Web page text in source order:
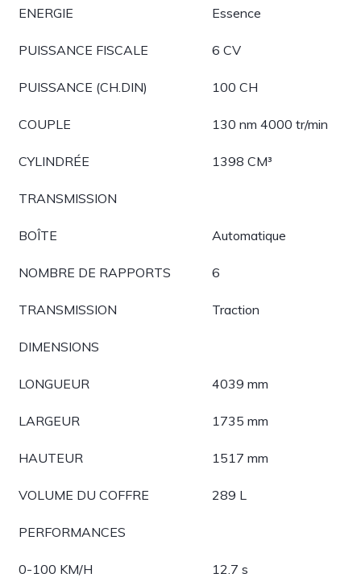
ENERGIE Essence
PUISSANCE FISCALE 6 CV
PUISSANCE (CH.DIN) 100 CH
COUPLE 130 nm 4000 tr/min
CYLINDRÉE 1398 CM³
TRANSMISSION
BOÎTE Automatique
NOMBRE DE RAPPORTS 6
TRANSMISSION Traction
DIMENSIONS
LONGUEUR 4039 mm
LARGEUR 1735 mm
HAUTEUR 1517 mm
VOLUME DU COFFRE 289 L
PERFORMANCES
0-100 KM/H 12.7 s